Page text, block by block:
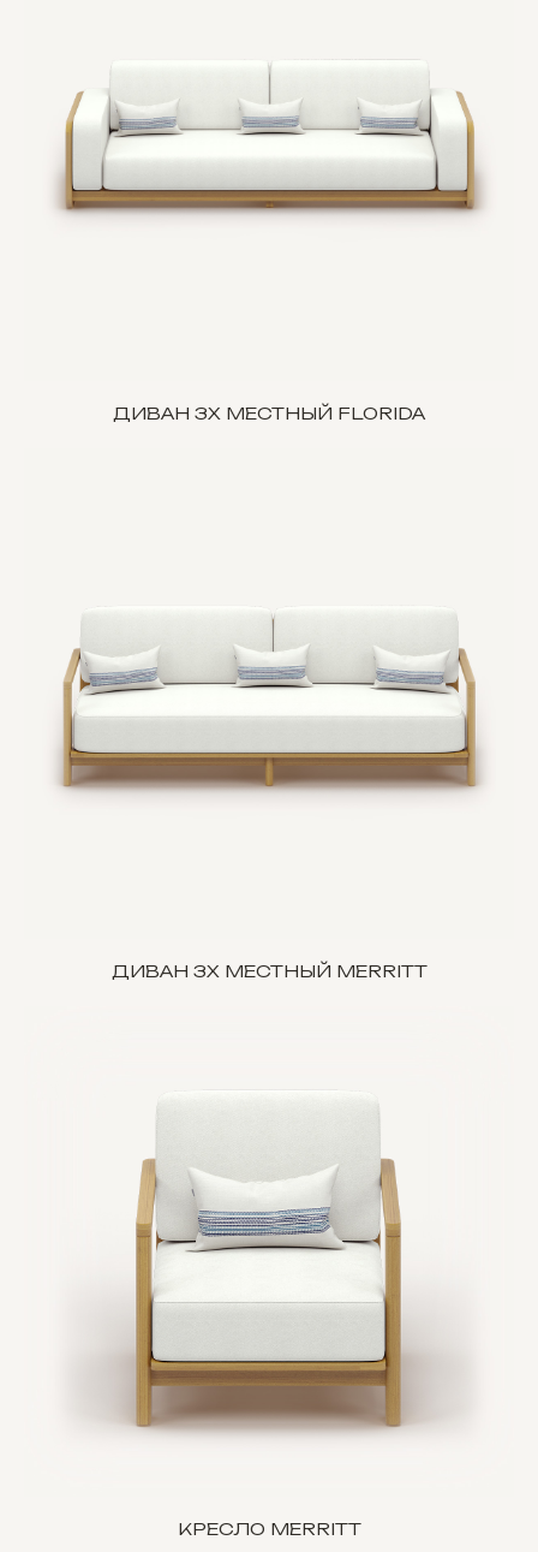
ДИВАН 3Х МЕСТНЫЙ FLORIDA
ДИВАН 3Х МЕСТНЫЙ MERRITT
КРЕСЛО MERRITT